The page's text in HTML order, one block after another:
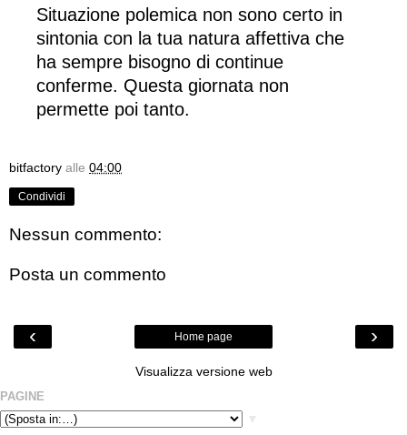
Situazione polemica non sono certo in
sintonia con la tua natura affettiva che
ha sempre bisogno di continue
conferme. Questa giornata non
permette poi tanto.
bitfactory alle 04:00
Condividi
Nessun commento:
Posta un commento
‹ ›
Home page
Visualizza versione web
PAGINE